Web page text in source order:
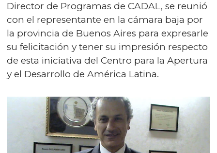
Director de Programas de CADAL, se reunió
con el representante en la cámara baja por
la provincia de Buenos Aires para expresarle
su felicitación y tener su impresión respecto
de esta iniciativa del Centro para la Apertura
y el Desarrollo de América Latina.